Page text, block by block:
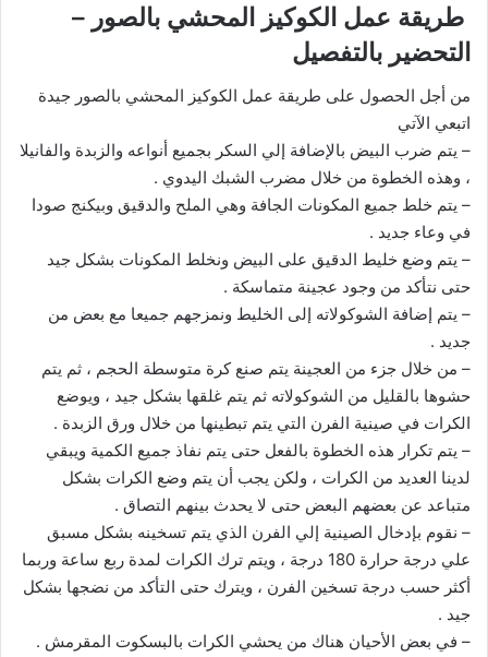
طريقة عمل الكوكيز المحشي بالصور –
التحضير بالتفصيل
من أجل الحصول على طريقة عمل الكوكيز المحشي بالصور جيدة
اتبعي الآتي
– يتم ضرب البيض بالإضافة إلي السكر بجميع أنواعه والزبدة والفانيلا
، وهذه الخطوة من خلال مضرب الشبك اليدوي .
– يتم خلط جميع المكونات الجافة وهي الملح والدقيق وبيكنج صودا
في وعاء جديد .
– يتم وضع خليط الدقيق على البيض ونخلط المكونات بشكل جيد
حتى نتأكد من وجود عجينة متماسكة .
– يتم إضافة الشوكولاته إلى الخليط ونمزجهم جميعا مع بعض من
جديد .
– من خلال جزء من العجينة يتم صنع كرة متوسطة الحجم ، ثم يتم
حشوها بالقليل من الشوكولاته ثم يتم غلقها بشكل جيد ، ويوضع
الكرات في صينية الفرن التي يتم تبطينها من خلال ورق الزبدة .
– يتم تكرار هذه الخطوة بالفعل حتى يتم نفاذ جميع الكمية ويبقي
لدينا العديد من الكرات ، ولكن يجب أن يتم وضع الكرات بشكل
متباعد عن بعضهم البعض حتى لا يحدث بينهم التصاق .
– نقوم بإدخال الصينية إلي الفرن الذي يتم تسخينه بشكل مسبق
علي درجة حرارة 180 درجة ، ويتم ترك الكرات لمدة ربع ساعة وربما
أكثر حسب درجة تسخين الفرن ، ويترك حتى التأكد من نضجها بشكل
جيد .
– في بعض الأحيان هناك من يحشي الكرات بالبسكوت المقرمش .